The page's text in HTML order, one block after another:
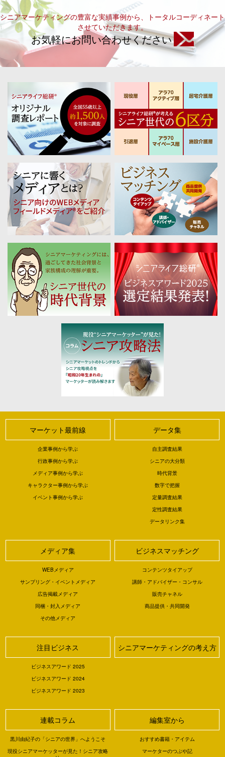
シニアマーケティングの豊富な実績事例から、トータルコーディネート
させていただきます。
お気軽にお問い合わせください
マーケット最前線
企業事例から学ぶ
行政事例から学ぶ
メディア事例から学ぶ
キャラクター事例から学ぶ
イベント事例から学ぶ
データ集
自主調査結果
シニアの大分類
時代背景
数字で把握
定量調査結果
定性調査結果
データリンク集
メディア集
WEBメディア
サンプリング・イベントメディア
広告掲載メディア
同梱・封入メディア
その他メディア
ビジネスマッチング
コンテンツタイアップ
講師・アドバイザー・コンサル
販売チャネル
商品提供・共同開発
注目ビジネス
ビジネスアワード 2025
ビジネスアワード 2024
ビジネスアワード 2023
シニアマーケティングの考え方
連載コラム
黒川由紀子の「シニアの世界」へようこそ
現役シニアマーケッターが見た！シニア攻略
編集室から
おすすめ書籍・アイテム
マーケターのつぶや記